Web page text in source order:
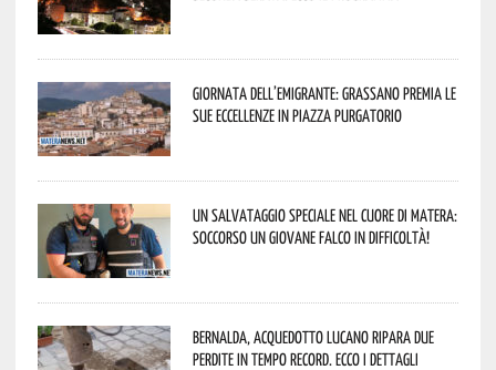
Giornata dell’Emigrante: Grassano premia le
sue eccellenze in Piazza Purgatorio
Un salvataggio speciale nel cuore di Matera:
soccorso un giovane falco in difficoltà!
Bernalda, Acquedotto Lucano ripara due
perdite in tempo record. Ecco i dettagli